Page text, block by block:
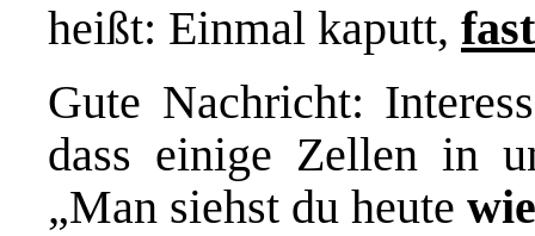
heißt: Einmal kaputt, fast
Gute Nachricht:
dass einige Zellen in
„Man siehst du heute